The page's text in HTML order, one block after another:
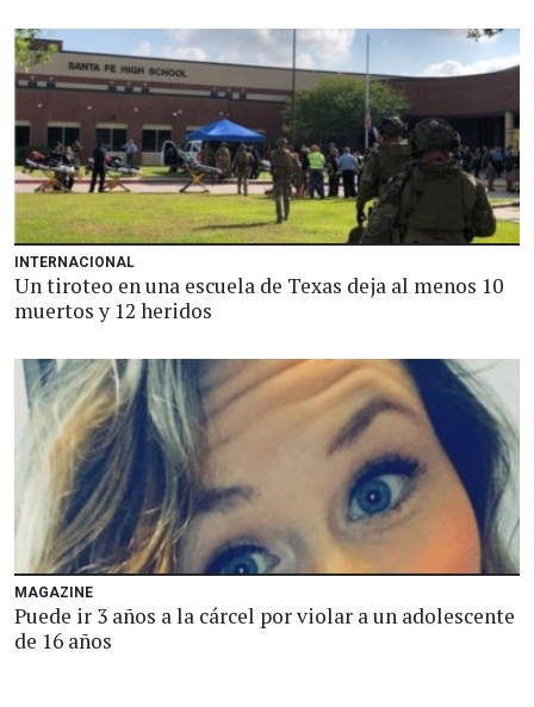
INTERNACIONAL
Un tiroteo en una escuela de Texas deja al menos 10
muertos y 12 heridos
MAGAZINE
Puede ir 3 años a la cárcel por violar a un adolescente
de 16 años